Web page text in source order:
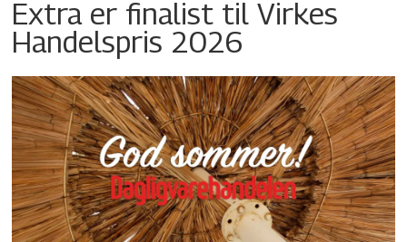
Extra er finalist til Virkes
Handelspris 2026